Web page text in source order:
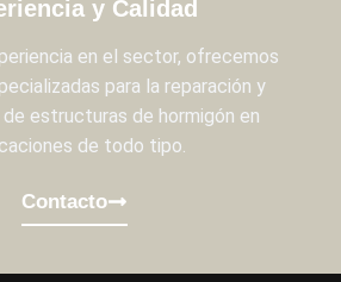
y Calidad
en el sector, ofrecemos
para la reparación y
estructuras de hormigón en
de todo tipo.
Contacto